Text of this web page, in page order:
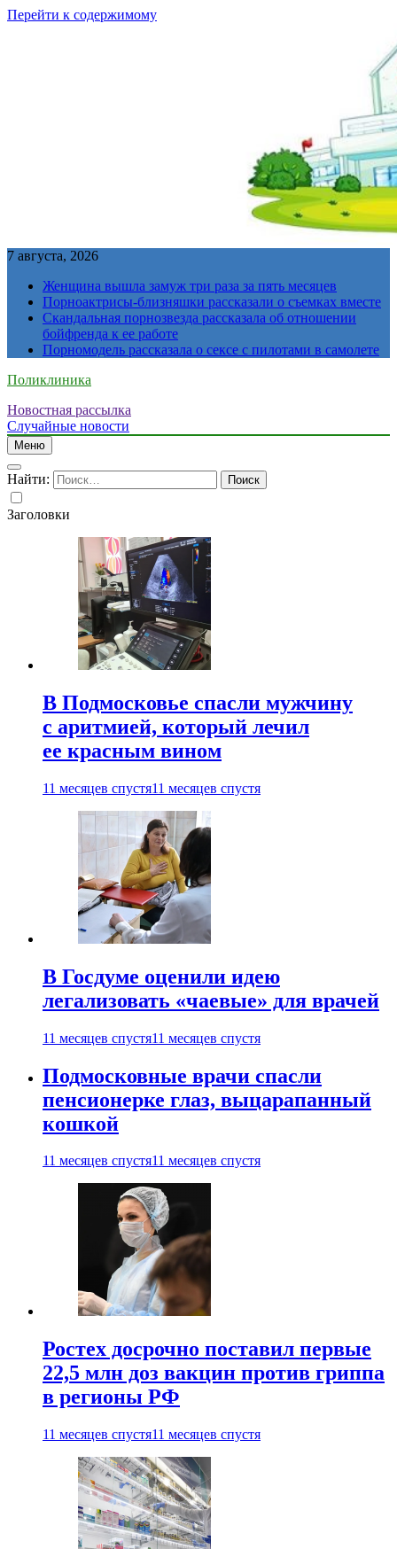
Перейти к содержимому
7 августа, 2026
Женщина вышла замуж три раза за пять месяцев
Порноактрисы-близняшки рассказали о съемках вместе
Скандальная порнозвезда рассказала об отношении
бойфренда к ее работе
Порномодель рассказала о сексе с пилотами в самолете
Поликлиника
Новостная рассылка
Случайные новости
Меню
Найти:
Заголовки
В Подмосковье спасли мужчину
с аритмией, который лечил
ее красным вином
11 месяцев спустя11 месяцев спустя
В Госдуме оценили идею
легализовать «чаевые» для врачей
11 месяцев спустя11 месяцев спустя
Подмосковные врачи спасли
пенсионерке глаз, выцарапанный
кошкой
11 месяцев спустя11 месяцев спустя
Ростех досрочно поставил первые
22,5 млн доз вакцин против гриппа
в регионы РФ
11 месяцев спустя11 месяцев спустя